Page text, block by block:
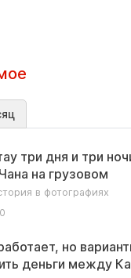
три дня и три
на грузовом
в фотографиях
0
но
деньги между